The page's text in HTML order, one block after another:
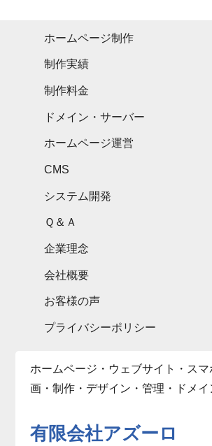
ホームページ制作
制作実績
制作料金
ドメイン・サーバー
ホームページ運営
CMS
システム開発
Ｑ＆Ａ
企業理念
会社概要
お客様の声
プライバシーポリシー
ホームページ・ウェブサイト・スマ
画・制作・デザイン・管理・ドメ
有限会社アズーロ